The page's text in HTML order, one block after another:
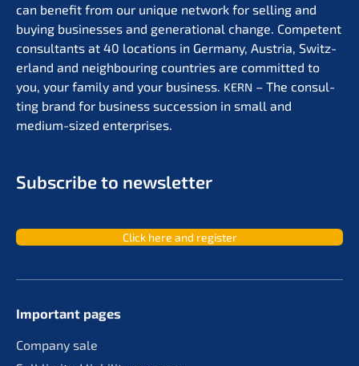
can benefit from our unique network for selling and
buying businesses and genera­tio­nal change. Compe­tent
consul­tants at 40 locati­ons in Germa­ny, Austria, Switz­
er­land and neigh­bou­ring count­ries are commit­ted to
you, your family and your business. KERN – The consul­
ting brand for business succes­si­on in small and
medium-sized enterprises.
Subscri­be to newsletter
Click here and register
Important pages
Compa­ny sale